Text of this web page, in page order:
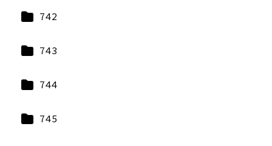
742
743
744
745